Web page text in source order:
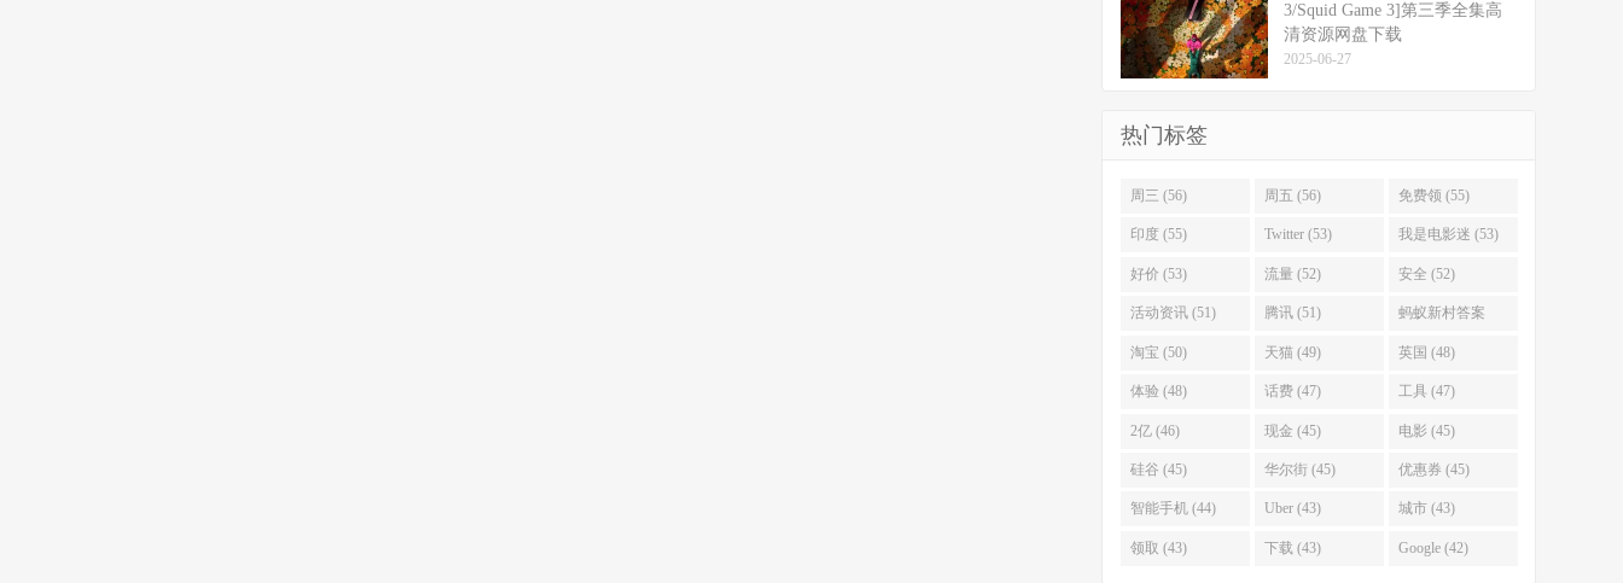
3/Squid Game 3]第三季全集高
清资源网盘下载
2025-06-27
热门标签
周三 (56) 周五 (56) 免费领 (55)
印度 (55) Twitter (53) 我是电影迷 (53)
好价 (53) 流量 (52) 安全 (52)
活动资讯 (51) 腾讯 (51) 蚂蚁新村答案
(51)
淘宝 (50) 天猫 (49) 英国 (48)
体验 (48) 话费 (47) 工具 (47)
2亿 (46) 现金 (45) 电影 (45)
硅谷 (45) 华尔街 (45) 优惠券 (45)
智能手机 (44) Uber (43) 城市 (43)
领取 (43) 下载 (43) Google (42)